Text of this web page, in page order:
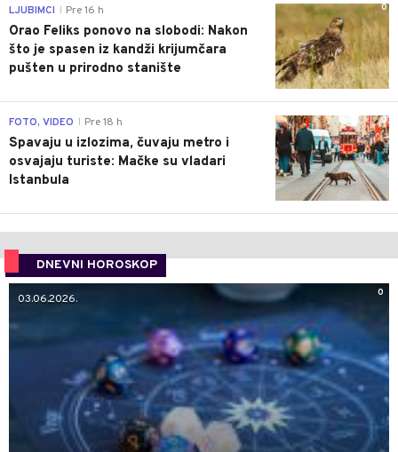
0
LJUBIMCI Pre 16 h
Orao Feliks ponovo na slobodi: Nakon
što je spasen iz kandži krijumčara
pušten u prirodno stanište
0
FOTO, VIDEO Pre 18 h
Spavaju u izlozima, čuvaju metro i
osvajaju turiste: Mačke su vladari
Istanbula
DNEVNI HOROSKOP
0
03.06.2026.